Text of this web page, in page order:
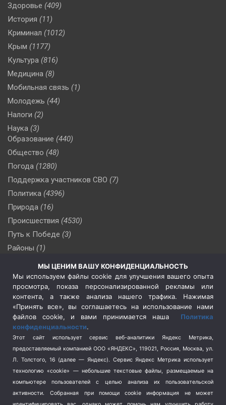
Здоровье (409)
История (11)
Криминал (1012)
Крым (1177)
Культура (816)
Медицина (8)
Мобильная связь (1)
Молодежь (44)
Налоги (2)
Наука (3)
Образование (440)
Общество (48)
Погода (1280)
Поддержка участников СВО (7)
Политика (4396)
Природа (16)
Происшествия (4530)
Путь к Победе (3)
Районы (1)
Сельское хозяйство (3)
Социальная политика
(3)
Спецоперация в Украине
Спецоперация на Украине
(404)
Спорт (740)
Терроризм (1)
Транспорт (262)
Туризм (178)
Флот (76)
МЫ ЦЕНИМ ВАШУ КОНФИДЕНЦИАЛЬНОСТЬ
Мы используем файлы cookie для улучшения вашего опыта
просмотра, показа персонализированной рекламы или
контента, а также анализа нашего трафика. Нажимая
«Принять все», вы соглашаетесь на использование нами
файлов cookie, и вами принимается наша Политика
конфиденциальности.
Этот сайт использует сервис веб-аналитики Яндекс Метрика,
предоставляемый компанией ООО «ЯНДЕКС», 119021, Россия, Москва, ул.
Л. Толстого, 16 (далее — Яндекс). Сервис Яндекс Метрика использует
технологию «cookie» — небольшие текстовые файлы, размещаемые на
компьютере пользователей с целью анализа их пользовательской
активности.
Собранная при помощи cookie информация не может